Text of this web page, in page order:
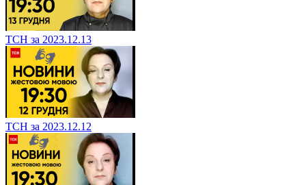
ТСН за 2023.12.13
ТСН за 2023.12.12